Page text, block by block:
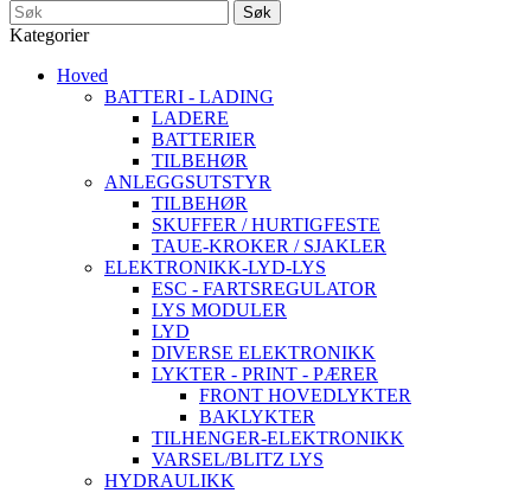
Søk
Kategorier
Hoved
BATTERI - LADING
LADERE
BATTERIER
TILBEHØR
ANLEGGSUTSTYR
TILBEHØR
SKUFFER / HURTIGFESTE
TAUE-KROKER / SJAKLER
ELEKTRONIKK-LYD-LYS
ESC - FARTSREGULATOR
LYS MODULER
LYD
DIVERSE ELEKTRONIKK
LYKTER - PRINT - PÆRER
FRONT HOVEDLYKTER
BAKLYKTER
TILHENGER-ELEKTRONIKK
VARSEL/BLITZ LYS
HYDRAULIKK